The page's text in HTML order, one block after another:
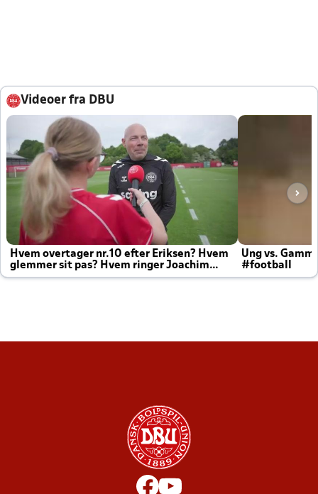
Videoer fra DBU
Hvem overtager nr.10 efter Eriksen? Hvem
glemmer sit pas? Hvem ringer Joachim
altid til efter kampe?
Ung vs.
#football